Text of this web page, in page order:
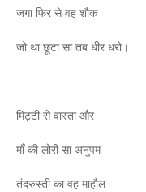
जगा फिर से वह शौक
जो था छूटा सा तब धीर धरो।
मिट्टी से वास्ता और
माँ की लोरी सा अनुपम
तंदरुस्ती का वह माहौल